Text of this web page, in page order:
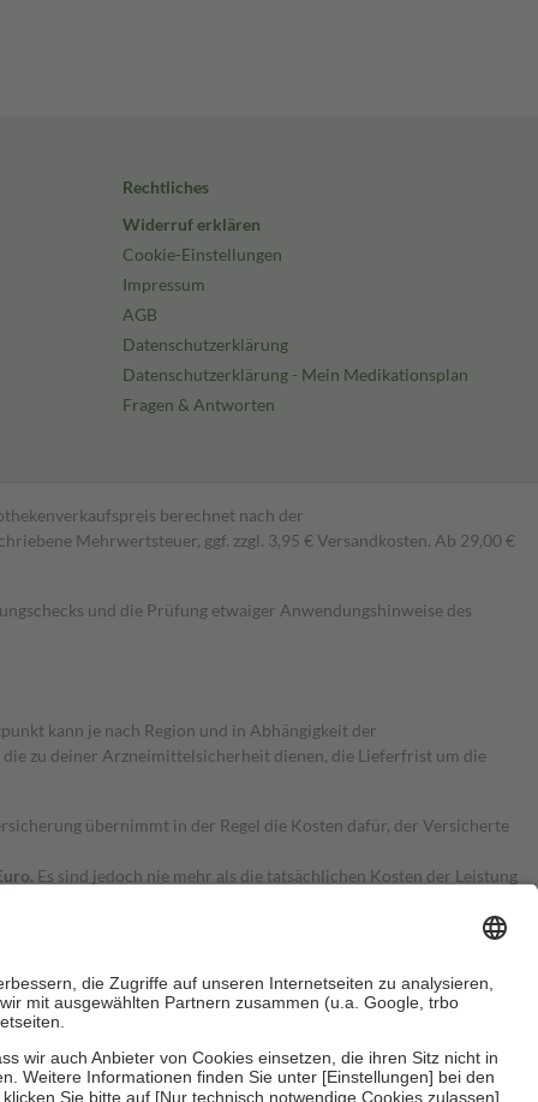
Rechtliches
Widerruf erklären
Cookie-Einstellungen
Impressum
AGB
Datenschutzerklärung
Datenschutzerklärung - Mein Medikationsplan
Fragen & Antworten
berechnet nach der
Mehrwertsteuer, ggf. zzgl. 3,95 € Versandkosten. Ab 29,00 €
und die Prüfung etwaiger Anwendungshinweise des
kann je nach Region und in Abhängigkeit der
zu deiner Arzneimittelsicherheit dienen, die Lieferfrist um die
übernimmt in der Regel die Kosten dafür, der Versicherte
Es sind jedoch nie mehr als die tatsächlichen Kosten der Leistung
Zuzahlungen an bei: